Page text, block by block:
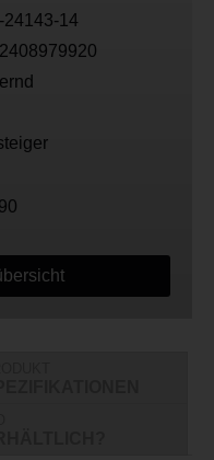
24143-14